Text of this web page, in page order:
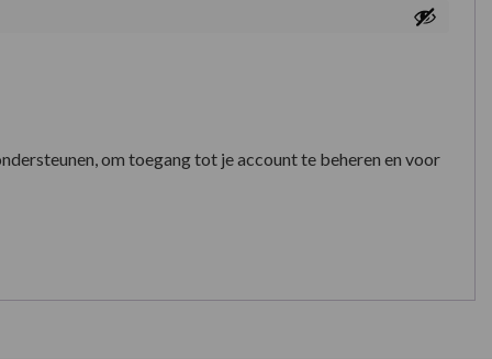
om toegang tot je account te beheren en voor